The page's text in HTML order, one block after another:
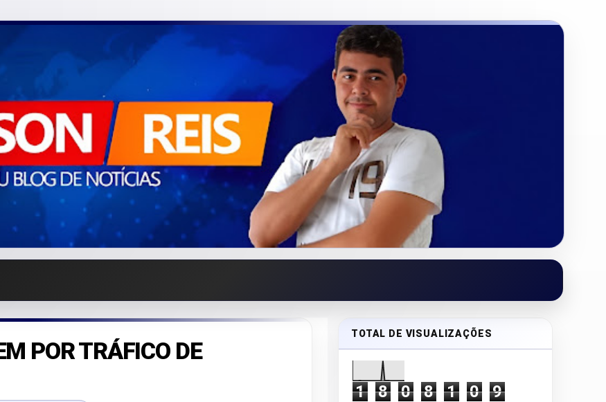
POR TRÁFICO DE
TOTAL DE VISUALIZAÇÕES
1 8 0 8 1 0 9